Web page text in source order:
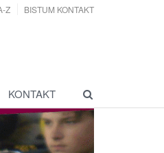
Z BISTUM KONTAKT
KONTAKT